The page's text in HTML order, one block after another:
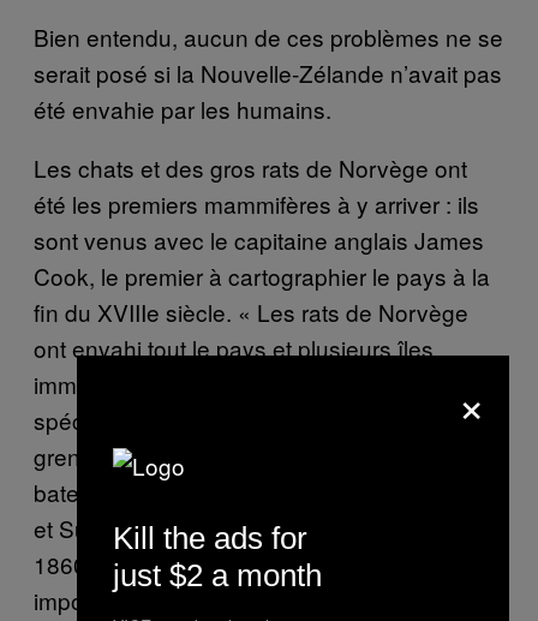
Bien entendu, aucun de ces problèmes ne se
serait posé si la Nouvelle-Zélande n’avait pas
été envahie par les humains.
Les chats et des gros rats de Norvège ont
été les premiers mammifères à y arriver : ils
sont venus avec le capitaine anglais James
Cook, le premier à cartographier le pays à la
fin du XVIIIe siècle. « Les rats de Norvège
ont envahi tout le pays et plusieurs îles
immédiatement », explique King, le
spécialiste des prédateurs. Les rats de
greniers sont venus plus tard, à bord de
bateaux et ont pris possession des îles Nord
et Sud, respectivement dans les années
1860 et 1890. Les sarigues, elles, ont été
importées intentionnellement par l’Australie à
×
Kill the ads for
just $2 a month